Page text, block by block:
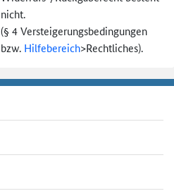
nicht.
(§ 4 Versteigerungs­bedingungen
bzw. Hilfebereich>Rechtliches).